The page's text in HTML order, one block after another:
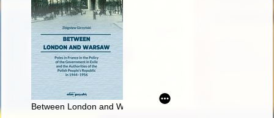
Between London and Warsaw : Poles in France in the policy